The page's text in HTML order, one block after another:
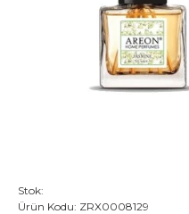
Stok:
Ürün Kodu: ZRX0008129